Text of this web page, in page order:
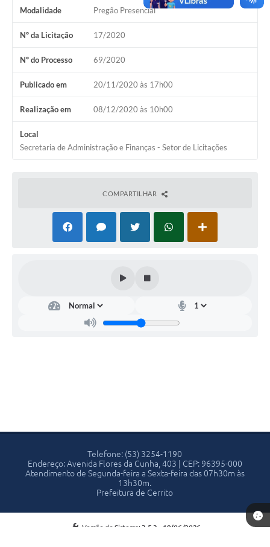
Modalidade Pregão Presencial
Nº da Licitação 17/2020
Nº do Processo 69/2020
Publicado em 20/11/2020 às 17h00
Realização em 08/12/2020 às 10h00
Local
Secretaria de Administração e Finanças - Setor de Licitações
COMPARTILHAR
Telefone: (53) 3254-1190
Endereço: Avenida Flores da Cunha, 403 | CEP: 96395-000
Atendimento de Segunda-feira a Sexta-feira das 07h30m às
13h30m.
Prefeitura de Cerrito
Versão do Sistema: 3.5.3 - 19/06/2026